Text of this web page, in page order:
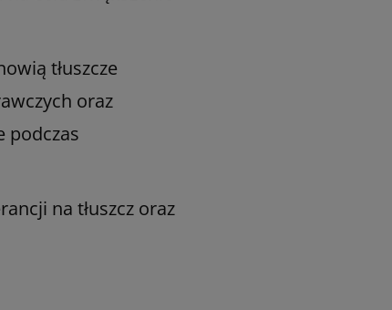
tłuszcze
oraz
podczas
na tłuszcz oraz